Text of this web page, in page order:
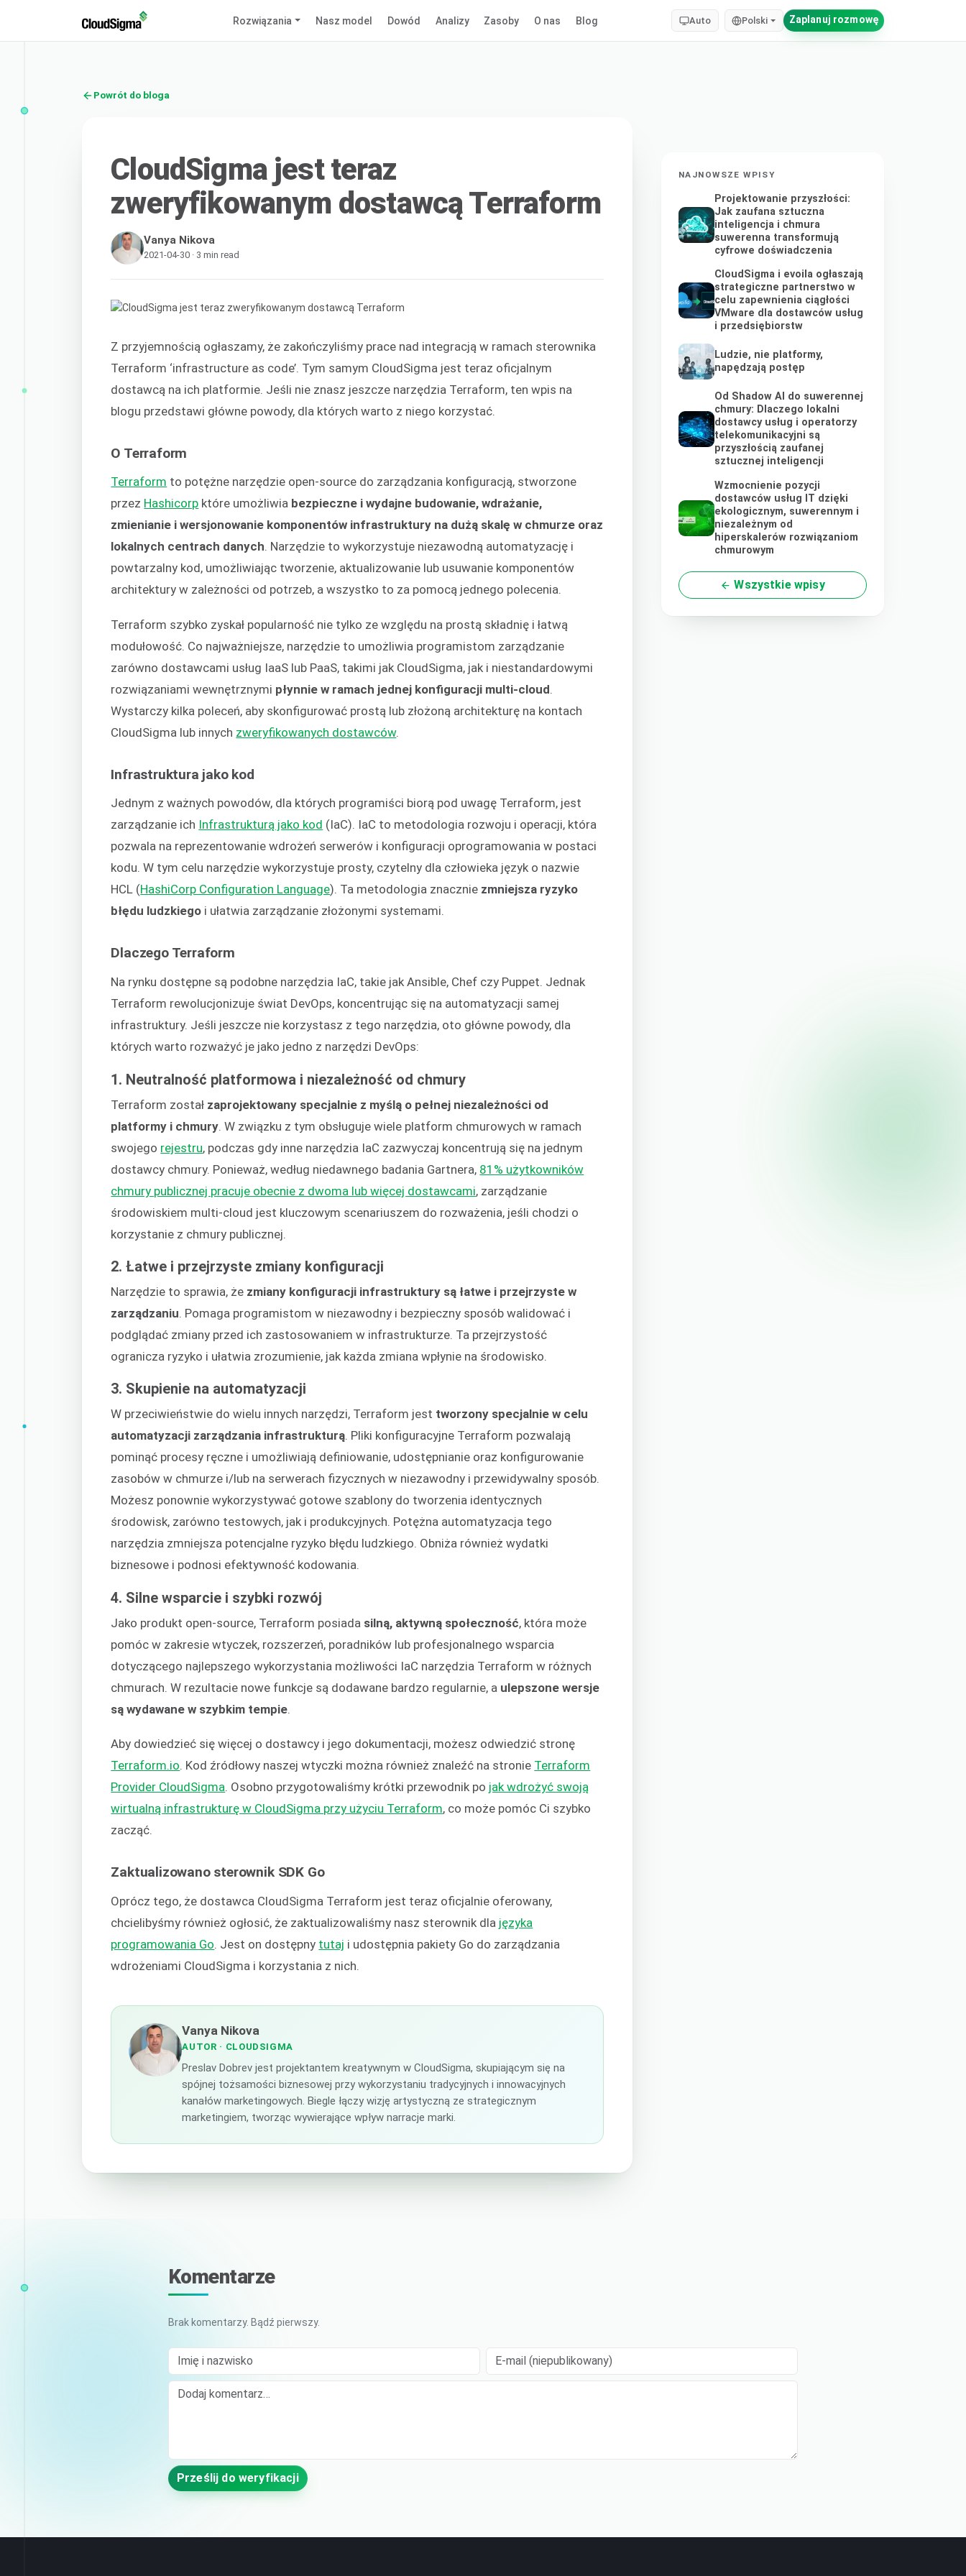
Rozwiązania Nasz model Dowód Analizy Zasoby O nas Blog Auto Polski Zaplanuj rozmowę
Powrót do bloga
CloudSigma jest teraz
zweryfikowanym dostawcą Terraform
Vanya Nikova
2021-04-30 · 3 min read
Z przyjemnością ogłaszamy, że zakończyliśmy prace nad integracją w ramach sterownika
Terraform ‘infrastructure as code’. Tym samym CloudSigma jest teraz oficjalnym
dostawcą na ich platformie. Jeśli nie znasz jeszcze narzędzia Terraform, ten wpis na
blogu przedstawi główne powody, dla których warto z niego korzystać.
O Terraform
Terraform to potężne narzędzie open-source do zarządzania konfiguracją, stworzone
przez Hashicorp które umożliwia bezpieczne i wydajne budowanie, wdrażanie,
zmienianie i wersjonowanie komponentów infrastruktury na dużą skalę w chmurze oraz
lokalnych centrach danych. Narzędzie to wykorzystuje niezawodną automatyzację i
powtarzalny kod, umożliwiając tworzenie, aktualizowanie lub usuwanie komponentów
architektury w zależności od potrzeb, a wszystko to za pomocą jednego polecenia.
Terraform szybko zyskał popularność nie tylko ze względu na prostą składnię i łatwą
modułowość. Co najważniejsze, narzędzie to umożliwia programistom zarządzanie
zarówno dostawcami usług IaaS lub PaaS, takimi jak CloudSigma, jak i niestandardowymi
rozwiązaniami wewnętrznymi płynnie w ramach jednej konfiguracji multi-cloud
Wystarczy kilka poleceń, aby skonfigurować prostą lub złożoną architekturę na kontach
CloudSigma lub innych zweryfikowanych dostawców.
Infrastruktura jako kod
Jednym z ważnych powodów, dla których programiści biorą pod uwagę Terraform, jest
zarządzanie ich Infrastrukturą jako kod (IaC). IaC to metodologia rozwoju i operacji, która
pozwala na reprezentowanie wdrożeń serwerów i konfiguracji oprogramowania w postaci
kodu. W tym celu narzędzie wykorzystuje prosty, czytelny dla człowieka język o nazwie
HCL (HashiCorp Configuration Language). Ta metodologia znacznie zmniejsza ryzyko
błędu ludzkiego i ułatwia zarządzanie złożonymi systemami.
Dlaczego Terraform
Na rynku dostępne są podobne narzędzia IaC, takie jak Ansible, Chef czy Puppet. Jednak
Terraform rewolucjonizuje świat DevOps, koncentrując się na automatyzacji samej
infrastruktury. Jeśli jeszcze nie korzystasz z tego narzędzia, oto główne powody, dla
których warto rozważyć je jako jedno z narzędzi DevOps:
1. Neutralność platformowa i niezależność od chmury
Terraform został zaprojektowany specjalnie z myślą o pełnej niezależności od
platformy i chmury . W związku z tym obsługuje wiele platform chmurowych w ramach
swojego rejestru, podczas gdy inne narzędzia IaC zazwyczaj koncentrują się na jednym
dostawcy chmury. Ponieważ, według niedawnego badania Gartnera, 81% użytkowników
chmury publicznej pracuje obecnie z dwoma lub więcej dostawcami, zarządzanie
środowiskiem multi-cloud jest kluczowym scenariuszem do rozważenia, jeśli chodzi o
korzystanie z chmury publicznej.
2. Łatwe i przejrzyste zmiany konfiguracji
Narzędzie to sprawia, że zmiany konfiguracji infrastruktury są łatwe i przejrzyste w
zarządzaniu. Pomaga programistom w niezawodny i bezpieczny sposób walidować i
podglądać zmiany przed ich zastosowaniem w infrastrukturze. Ta przejrzystość
ogranicza ryzyko i ułatwia zrozumienie, jak każda zmiana wpłynie na środowisko.
3. Skupienie na automatyzacji
W przeciwieństwie do wielu innych narzędzi, Terraform jest tworzony specjalnie w celu
automatyzacji zarządzania infrastrukturą. Pliki konfiguracyjne Terraform pozwalają
pominąć procesy ręczne i umożliwiają definiowanie, udostępnianie oraz konfigurowanie
zasobów w chmurze i/lub na serwerach fizycznych w niezawodny i przewidywalny sposób.
Możesz ponownie wykorzystywać gotowe szablony do tworzenia identycznych
środowisk, zarówno testowych, jak i produkcyjnych. Potężna automatyzacja tego
narzędzia zmniejsza potencjalne ryzyko błędu ludzkiego. Obniża również wydatki
biznesowe i podnosi efektywność kodowania.
4. Silne wsparcie i szybki rozwój
Jako produkt open-source, Terraform posiada silną, aktywną społeczność, która może
pomóc w zakresie wtyczek, rozszerzeń, poradników lub profesjonalnego wsparcia
dotyczącego najlepszego wykorzystania możliwości IaC narzędzia Terraform w różnych
chmurach. W rezultacie nowe funkcje są dodawane bardzo regularnie, a ulepszone wersje
są wydawane w szybkim tempie
Aby dowiedzieć się więcej o dostawcy i jego dokumentacji, możesz odwiedzić stronę
Terraform.io. Kod źródłowy naszej wtyczki można również znaleźć na stronie Terraform
Provider CloudSigma. Osobno przygotowaliśmy krótki przewodnik po jak wdrożyć swoją
wirtualną infrastrukturę w CloudSigma przy użyciu Terraform, co może pomóc Ci szybko
zacząć.
Zaktualizowano sterownik SDK Go
Oprócz tego, że dostawca CloudSigma Terraform jest teraz oficjalnie oferowany,
chcielibyśmy również ogłosić, że zaktualizowaliśmy nasz sterownik dla języka
programowania Go. Jest on dostępny tutaj i udostępnia pakiety Go do zarządzania
wdrożeniami CloudSigma i korzystania z nich.
Vanya Nikova
AUTOR · CLOUDSIGMA
Preslav Dobrev jest projektantem kreatywnym w CloudSigma, skupiającym się na
spójnej tożsamości biznesowej przy wykorzystaniu tradycyjnych i innowacyjnych
kanałów marketingowych. Biegle łączy wizję artystyczną ze strategicznym
marketingiem, tworząc wywierające wpływ narracje marki.
NAJNOWSZE WPISY
Projektowanie przyszłości:
Jak zaufana sztuczna
inteligencja i chmura
suwerenna transformują
cyfrowe doświadczenia
CloudSigma i evoila ogłaszają
strategiczne partnerstwo w
celu zapewnienia ciągłości
VMware dla dostawców usług
i przedsiębiorstw
Ludzie, nie platformy,
napędzają postęp
Od Shadow AI do suwerennej
chmury: Dlaczego lokalni
dostawcy usług i operatorzy
telekomunikacyjni są
przyszłością zaufanej
sztucznej inteligencji
Wzmocnienie pozycji
dostawców usług IT dzięki
ekologicznym, suwerennym i
niezależnym od
hiperskalerów rozwiązaniom
chmurowym
Wszystkie wpisy
Komentarze
Brak komentarzy. Bądź pierwszy.
Imię i nazwisko E-mail (niepublikowany)
Comment
Prześlij do weryfikacji